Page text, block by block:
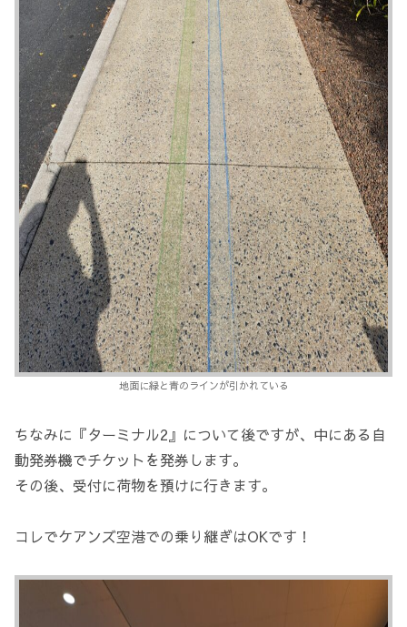
地面に緑と青のラインが引かれている
ちなみに『ターミナル2』について後ですが、中にある自
動発券機でチケットを発券します。
その後、受付に荷物を預けに行きます。
コレでケアンズ空港での乗り継ぎはOKです！